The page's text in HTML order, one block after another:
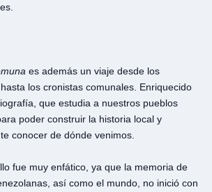
es además un viaje desde los
los cronistas comunales. Enriquecido
que estudia a nuestros pueblos
poder construir la historia local y
conocer de dónde venimos.
fue muy enfático, ya que la memoria de
así como el mundo, no inició con